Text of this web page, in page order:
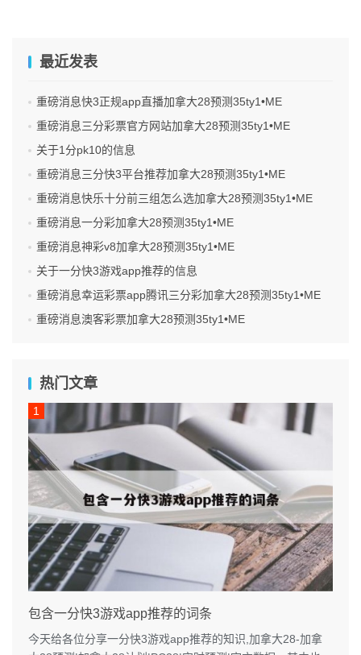
最近发表
重磅消息快3正规app直播加拿大28预测35ty1 •ME
重磅消息三分彩票官方网站加拿大28预测35ty1 •ME
关于1分pk10的信息
重磅消息三分快3平台推荐加拿大28预测35ty1 •ME
重磅消息快乐十分前三组怎么选加拿大28预测35ty1 •ME
重磅消息一分彩加拿大28预测35ty1 •ME
重磅消息神彩v8加拿大28预测35ty1 •ME
关于一分快3游戏app推荐的信息
重磅消息幸运彩票app腾讯三分彩加拿大28预测35ty1 •ME
重磅消息澳客彩票加拿大28预测35ty1 •ME
热门文章
包含一分快3游戏app推荐的词条
今天给各位分享一分快3游戏app推荐的知识,加拿大28-加拿